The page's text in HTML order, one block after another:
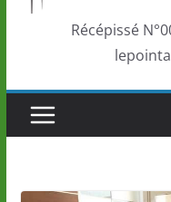
Récépissé